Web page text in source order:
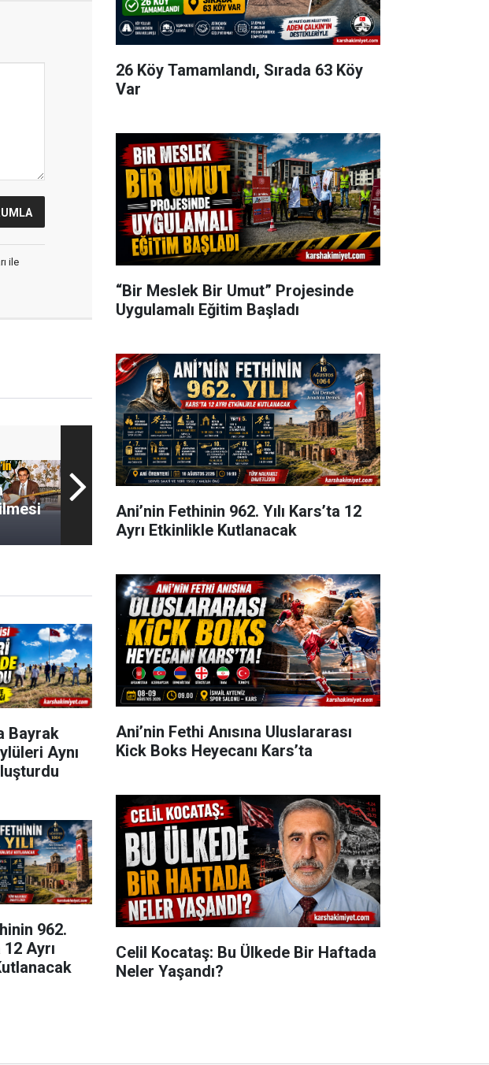
ile
Bayrak
Aynı
962.
12 Ayrı
26 Köy Tamamlandı, Sırada 63 Köy
Var
“Bir Meslek Bir Umut” Projesinde
Uygulamalı Eğitim Başladı
Ani’nin Fethinin 962. Yılı Kars’ta 12
Ayrı Etkinlikle Kutlanacak
Ani’nin Fethi Anısına Uluslararası
Kick Boks Heyecanı Kars’ta
Celil Kocataş: Bu Ülkede Bir Haftada
Neler Yaşandı?